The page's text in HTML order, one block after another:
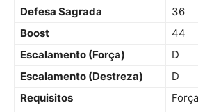
Defesa Sagrada
36
Boost
44
Escalamento (Força)
D
Escalamento (Destreza)
D
Requisitos